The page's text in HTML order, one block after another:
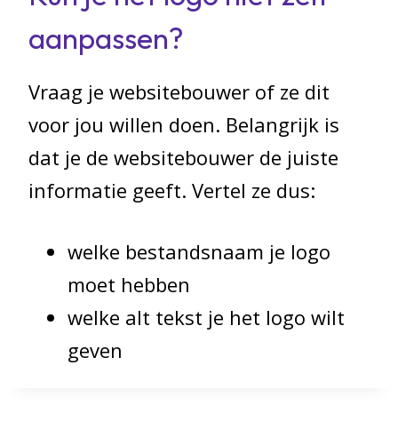
aanpassen?
Vraag je websitebouwer of ze dit
voor jou willen doen. Belangrijk is
dat je de websitebouwer de juiste
informatie geeft. Vertel ze dus:
welke bestandsnaam je logo
moet hebben
welke alt tekst je het logo wilt
geven